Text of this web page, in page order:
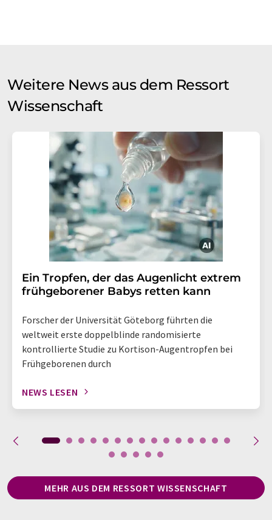
Weitere News aus dem Ressort
Wissenschaft
Ein Tropfen, der das Augenlicht extrem
frühgeborener Babys retten kann
Forscher der Universität Göteborg führten die
weltweit erste doppelblinde randomisierte
kontrollierte Studie zu Kortison-Augentropfen bei
Frühgeborenen durch
NEWS LESEN
MEHR AUS DEM RESSORT WISSENSCHAFT